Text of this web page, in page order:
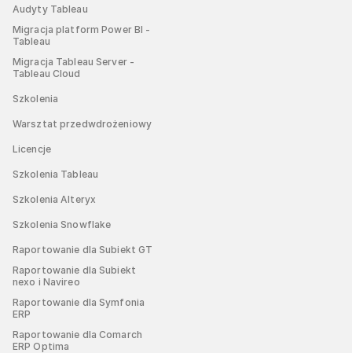
Audyty Tableau
Migracja platform Power BI -
Tableau
Migracja Tableau Server -
Tableau Cloud
Szkolenia
Warsztat przedwdrożeniowy
Licencje
Szkolenia Tableau
Szkolenia Alteryx
Szkolenia Snowflake
Raportowanie dla Subiekt GT
Raportowanie dla Subiekt
nexo i Navireo
Raportowanie dla Symfonia
ERP
Raportowanie dla Comarch
ERP Optima